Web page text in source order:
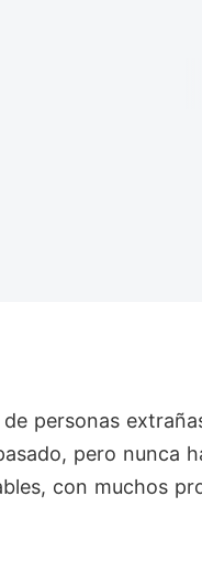
personas
pero nunca
con muchos